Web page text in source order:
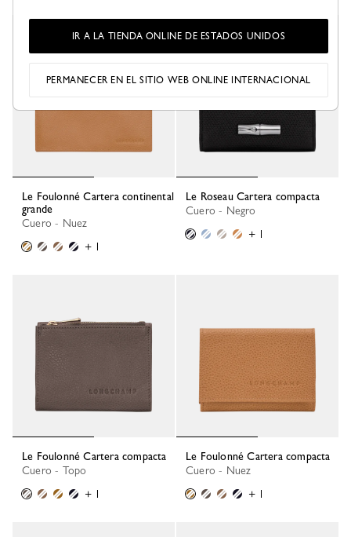
Le Foulonné Cartera continental
grande
Cuero - Nuez
+ 1
Le Roseau Cartera compacta
Cuero - Negro
+ 1
Le Foulonné Cartera compacta
Cuero - Topo
+ 1
Le Foulonné Cartera compacta
Cuero - Nuez
+ 1
IR A LA TIENDA ONLINE DE ESTADOS UNIDOS
PERMANECER EN EL SITIO WEB ONLINE INTERNACIONAL